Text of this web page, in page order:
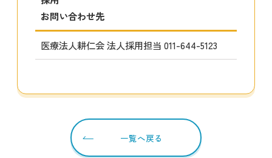
お問い合わせ先
医療法人耕仁会 法人採用担当 011-644-5123
一覧へ戻る